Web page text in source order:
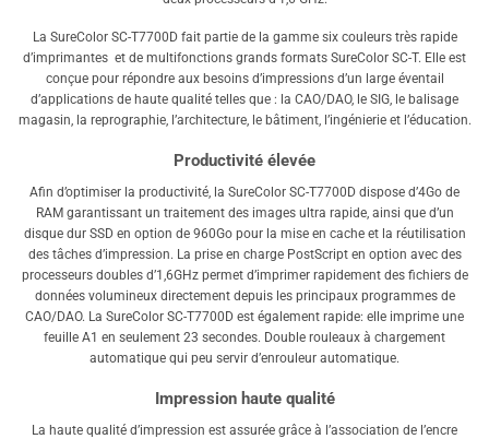
La SureColor SC-T7700D fait partie de la gamme six couleurs très rapide
d’imprimantes et de multifonctions grands formats SureColor SC-T. Elle est
conçue pour répondre aux besoins d’impressions d’un large éventail
d’applications de haute qualité telles que : la CAO/DAO, le SIG, le balisage
magasin, la reprographie, l’architecture, le bâtiment, l’ingénierie et l’éducation.
Productivité élevée
Afin d’optimiser la productivité, la SureColor SC-T7700D dispose d’4Go de
RAM garantissant un traitement des images ultra rapide, ainsi que d’un
disque dur SSD en option de 960Go pour la mise en cache et la réutilisation
des tâches d’impression. La prise en charge PostScript en option avec des
processeurs doubles d’1,6GHz permet d’imprimer rapidement des fichiers de
données volumineux directement depuis les principaux programmes de
CAO/DAO. La SureColor SC-T7700D est également rapide: elle imprime une
feuille A1 en seulement 23 secondes. Double rouleaux à chargement
automatique qui peu servir d’enrouleur automatique.
Impression haute qualité
La haute qualité d’impression est assurée grâce à l’association de l’encre